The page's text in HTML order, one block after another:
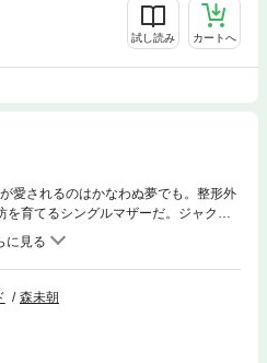
試し読み カートへ
愛されるのはかなわぬ夢でも。整形外
育てるシングルマザーだ。ジャクソ
の飛行機で隣同士になり、ひと目で惹
間を過ごした。その後、彼の子供を授
、リアンはジャクソンに月に1度連絡
、彼が父親だということを知らせたく
に会いたくないのだ。娘にも。しかし
ャクソンと再会した。同僚として一緒
森未朝